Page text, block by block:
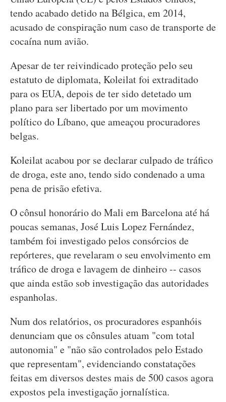
tendo acabado detido na Bélgica, em 2014,
acusado de conspiração num caso de transporte de
cocaína num avião.
Apesar de ter reivindicado proteção pelo seu
estatuto de diplomata, Koleilat foi extraditado
para os EUA, depois de ter sido detetado um
plano para ser libertado por um movimento
político do Líbano, que ameaçou procuradores
belgas.
Koleilat acabou por se declarar culpado de tráfico
de droga, este ano, tendo sido condenado a uma
pena de prisão efetiva.
O cônsul honorário do Mali em Barcelona até há
poucas semanas, José Luis Lopez Fernández,
também foi investigado pelos consórcios de
repórteres, que revelaram o seu envolvimento em
tráfico de droga e lavagem de dinheiro -- casos
que ainda estão sob investigação das autoridades
espanholas.
Num dos relatórios, os procuradores espanhóis
denunciam que os cônsules atuam "com total
autonomia" e "não são controlados pelo Estado
que representam", evidenciando constatações
feitas em diversos destes mais de 500 casos agora
expostos pela investigação jornalística.